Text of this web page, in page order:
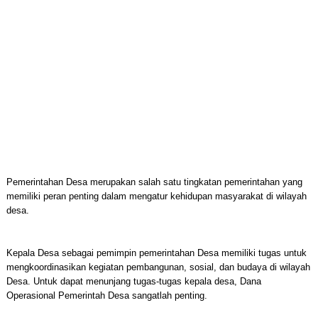
Pemerintahan Desa merupakan salah satu tingkatan pemerintahan yang
memiliki peran penting dalam mengatur kehidupan masyarakat di wilayah
desa.
Kepala Desa sebagai pemimpin pemerintahan Desa memiliki tugas untuk
mengkoordinasikan kegiatan pembangunan, sosial, dan budaya di wilayah
Desa. Untuk dapat menunjang tugas-tugas kepala desa, Dana
Operasional Pemerintah Desa sangatlah penting.